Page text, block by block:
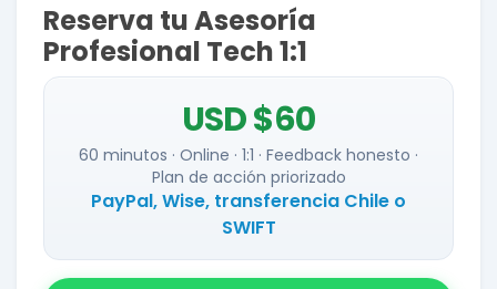
Reserva tu Asesoría
Profesional Tech 1:1
USD $60
60 minutos · Online · 1:1 · Feedback honesto ·
Plan de acción priorizado
PayPal, Wise, transferencia Chile o
SWIFT